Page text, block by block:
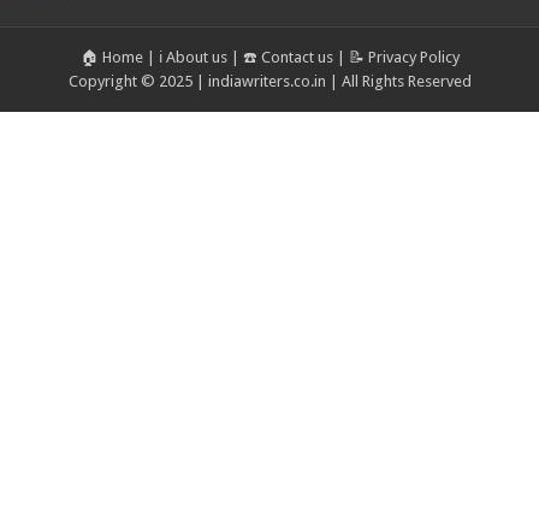
🏠 Home| ℹ️ About us| ☎️ Contact us| 📝 Privacy Policy
Copyright © 2025 | indiawriters.co.in | All Rights Reserved